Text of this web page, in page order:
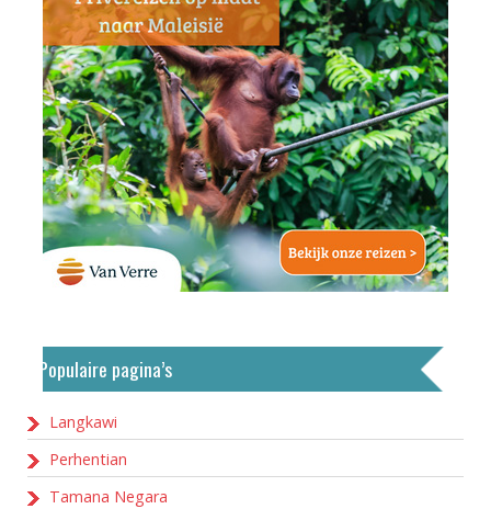
Populaire pagina’s
Langkawi
Perhentian
Tamana Negara